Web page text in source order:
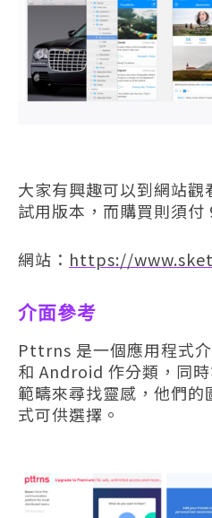
大家有興趣可以到網站
試用版本，而購買則須付
網站： https://
介面參考
Pttrns 是一個應用程式
和 Android 作分類，同
範疇來尋找靈感，他們
式可供選擇。